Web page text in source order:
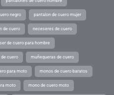
negro pantalon de cuero mujer
de cuero neceseres de cuero
de cuero para hombre
cuero muñequeras de cuero
para moto monos de cuero baratos
moto mono de cuero moto